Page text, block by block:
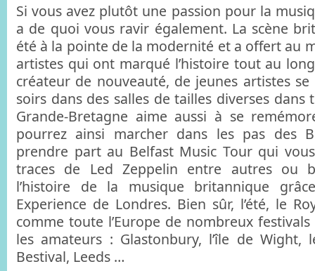
Si vous avez plutôt une passion pour la
a de quoi vous ravir également. La scène
été à la pointe de la modernité et a offert au
artistes qui ont marqué l’histoire tout au
créateur de nouveauté, de jeunes artistes
soirs dans des salles de tailles diverses dans
Grande-Bretagne aime aussi à se
pourrez ainsi marcher dans les pas des
prendre part au Belfast Music Tour qui
traces de Led Zeppelin entre autres ou
l’histoire de la musique britannique
Experience de Londres. Bien sûr, l’été, le
comme toute l’Europe de nombreux
les amateurs : Glastonbury, l’île de
Bestival, Leeds …